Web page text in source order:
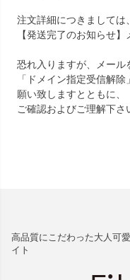
注文詳細につきましては
【発送完了のお知らせ
恐れ入りますが、メール
「ドメイン指定受信解
願い致しますとともに、
ご確認およびご理解下さ
高品質にこだわった大人可
イト